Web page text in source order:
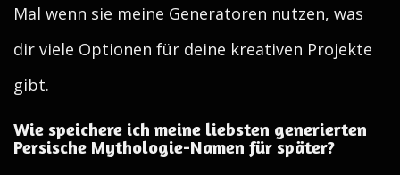
Mal wenn sie meine Generatoren nutzen, was
dir viele Optionen für deine kreativen Projekte
gibt.
Wie speichere ich meine liebsten generierten
Persische Mythologie-Namen für später?